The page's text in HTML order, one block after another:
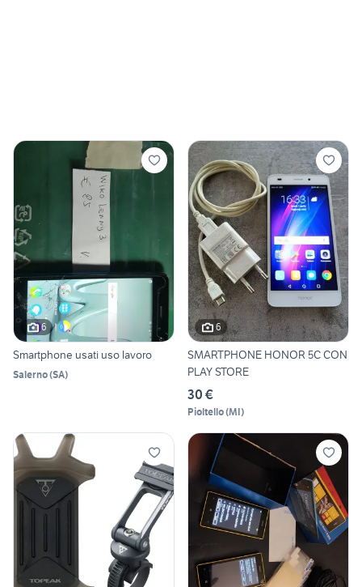
6
Smartphone usati uso lavoro
Salerno(SA)
6
SMARTPHONE HONOR 5C CON
PLAY STORE
30 €
Pioltello(MI)